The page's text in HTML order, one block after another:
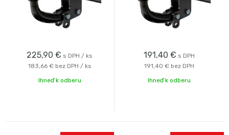
225,90 € s DPH / ks
183,66 € bez DPH / ks
Ihneď k odberu
191,40 € s DPH
191,40 € bez DPH
Ihneď k odberu